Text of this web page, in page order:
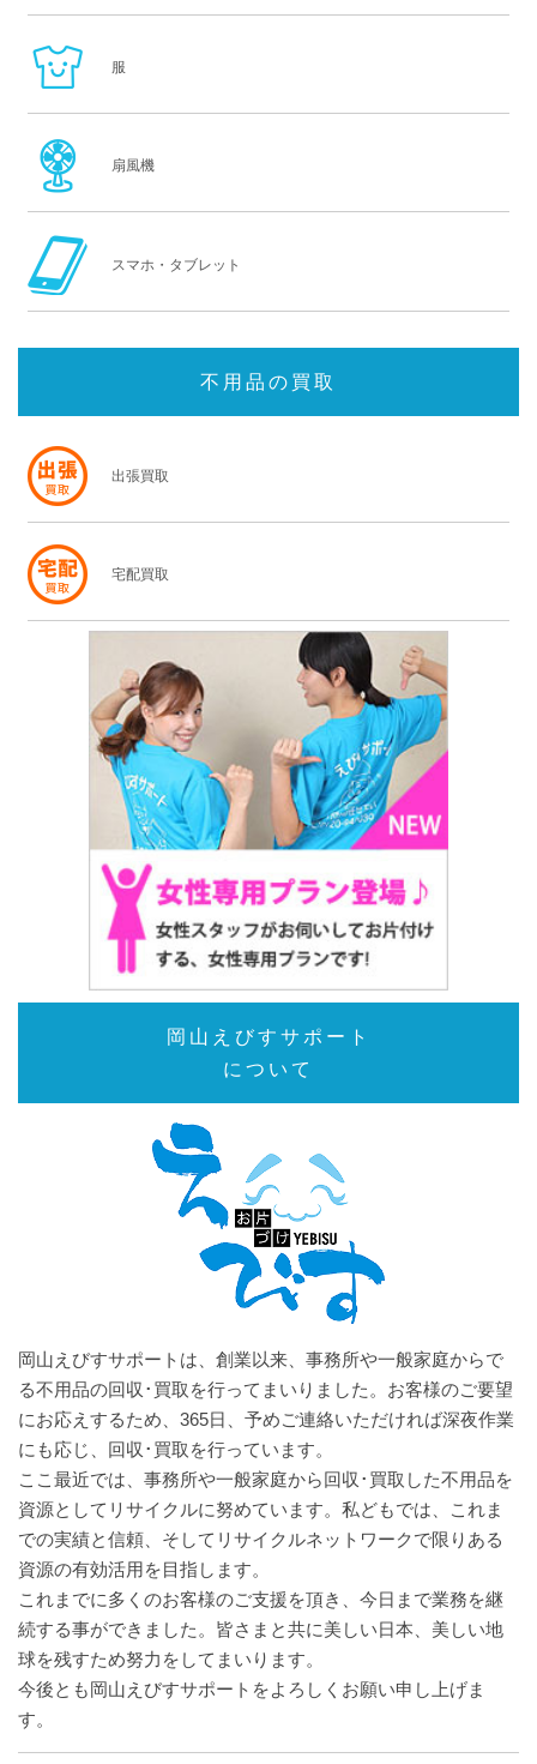
服
扇風機
スマホ・タブレット
不用品の買取
出張買取
宅配買取
岡山えびすサポート
について
岡山えびすサポートは、創業以来、事務所や一般家庭からで
る不用品の回収･買取を行ってまいりました。お客様のご要望
にお応えするため、365日、予めご連絡いただければ深夜作業
にも応じ、回収･買取を行っています。
ここ最近では、事務所や一般家庭から回収･買取した不用品を
資源としてリサイクルに努めています。私どもでは、これま
での実績と信頼、そしてリサイクルネットワークで限りある
資源の有効活用を目指します。
これまでに多くのお客様のご支援を頂き、今日まで業務を継
続する事ができました。皆さまと共に美しい日本、美しい地
球を残すため努力をしてまいります。
今後とも岡山えびすサポートをよろしくお願い申し上げま
す。